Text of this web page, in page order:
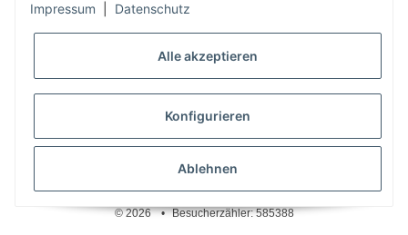
Vertrag widerrufen
© 2026 • Besucherzähler: 585388
Impressum Datenschutz
Alle akzeptieren
Konfigurieren
Ablehnen